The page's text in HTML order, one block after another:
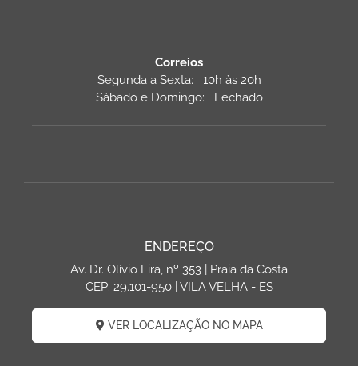
Correios
Segunda a Sexta: 10h às 20h
Sábado e Domingo: Fechado
ENDEREÇO
Av. Dr. Olívio Lira, nº 353 | Praia da Costa
CEP: 29.101-950 | VILA VELHA - ES
VER LOCALIZAÇÃO NO MAPA